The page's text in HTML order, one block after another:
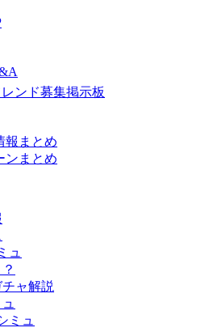
ンド募集掲示板
報まとめ
ンまとめ
ュ
ャ解説
ミュ